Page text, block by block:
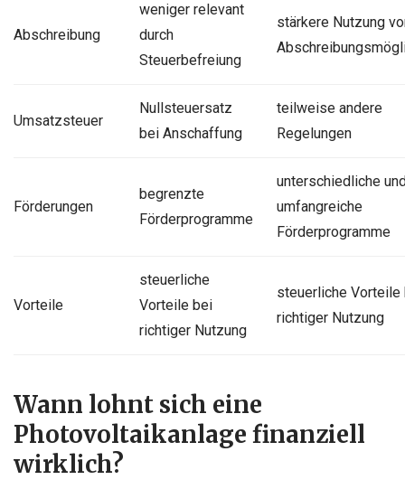
Abschreibung
weniger relevant
durch
Steuerbefreiung
stärkere Nutzung
Umsatzsteuer
Nullsteuersatz
bei Anschaffung
teilweise andere
Regelungen
Förderungen
begrenzte
Förderprogramme
unterschiedliche
umfangreiche
Förderprogramme
Vorteile
steuerliche
Vorteile bei
richtiger Nutzung
steuerliche Vorteile
richtiger Nutzung
Wann lohnt sich eine
Photovoltaikanlage finanziell
wirklich?